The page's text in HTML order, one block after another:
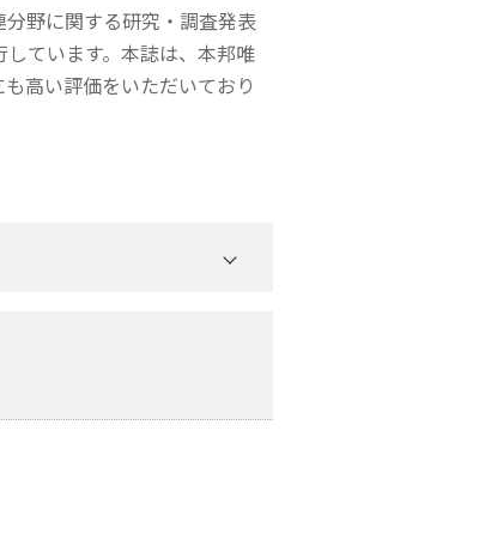
野に関する研究・調査発表
ています。本誌は、本邦唯
高い評価をいただいており